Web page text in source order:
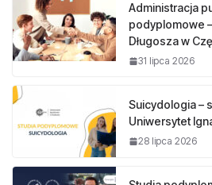
Administracja
podyplomowe
Długosza w
31 lipca 2026
Suicydologia –
Uniwersytet
28 lipca 2026